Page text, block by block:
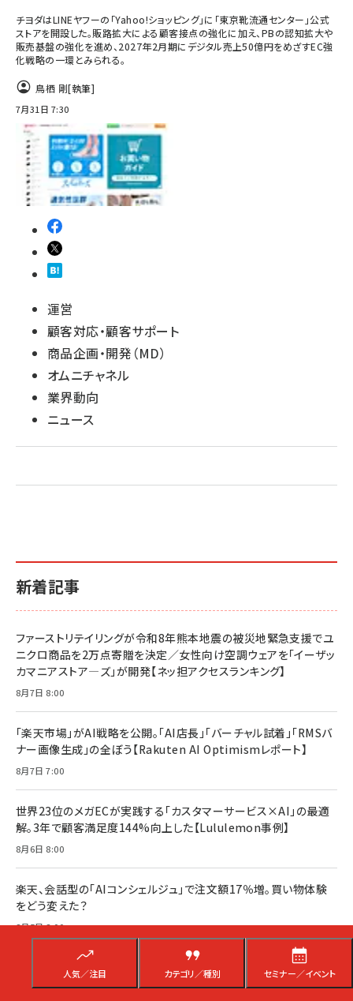
人気／注目 カテゴリ／種別 セミナー／イベント
チヨダはLINEヤフーの「Yahoo!ショッピング」に「東京靴流通センター」公式
ストアを開設した。販路拡大による顧客接点の強化に加え、PBの認知拡大や
販売基盤の強化を進め、2027年2月期にデジタル売上50億円をめざすEC強
化戦略の一環とみられる。
鳥栖 剛[執筆]
7月31日 7:30
運営
顧客対応・顧客サポート
商品企画・開発（MD）
オムニチャネル
業界動向
ニュース
新着記事
ファーストリテイリングが令和8年熊本地震の被災地緊急支援でユ
ニクロ商品を2万点寄贈を決定／女性向け空調ウェアを「イーザッ
カマニアストア―ズ」が開発【ネッ担アクセスランキング】
8月7日 8:00
「楽天市場」がAI戦略を公開。「AI店長」「バーチャル試着」「RMSバ
ナー画像生成」の全ぼう【Rakuten AI Optimismレポート】
8月7日 7:00
世界23位のメガECが実践する「カスタマーサービス×AI」の最適
解。3年で顧客満足度144%向上した【Lululemon事例】
8月6日 8:00
楽天、会話型の「AIコンシェルジュ」で注文額17％増。買い物体験
をどう変えた？
8月5日 8:00
成功事例を真似しても成果は出ない！？「自社だけの答え」を見つ
けよう【ネッ担まとめ】